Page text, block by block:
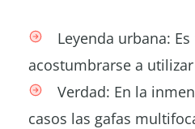
Leyenda urbana:
acostumbrarse a
Verdad: En la
casos las gafas